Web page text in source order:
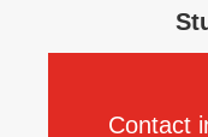
Contact